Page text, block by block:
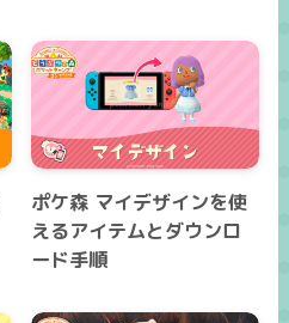
ポケ森 マイデザインを使
えるアイテムとダウンロ
ード手順